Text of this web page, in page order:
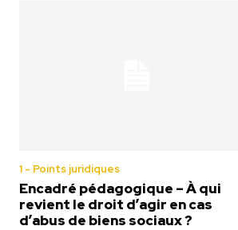
1 - Points juridiques
Encadré pédagogique – À qui
revient le droit d’agir en cas
d’abus de biens sociaux ?